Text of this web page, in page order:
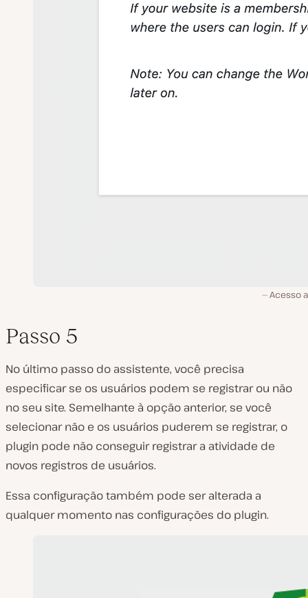
Acesso
Passo 5
No último passo do assistente, você precisa
especificar se os usuários podem se registrar ou não
no seu site. Semelhante à opção anterior, se você
selecionar não e os usuários puderem se registrar, o
plugin pode não conseguir registrar a atividade de
novos registros de usuários.
Essa configuração também pode ser alterada a
qualquer momento nas configurações do plugin.